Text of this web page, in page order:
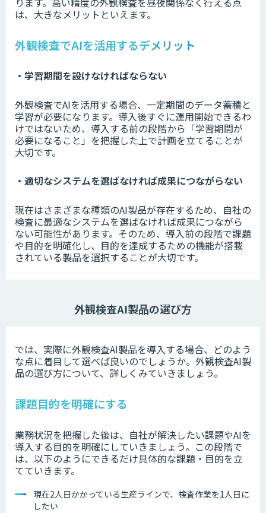
は、大きなメリットといえます。
外観検査でAIを活用するデメリット
・学習期間を設けなければならない
外観検査でAIを活用する場合、一定期間のデータ蓄積と
学習が必要になります。導入後すぐに運用開始できるわ
けではないため、導入する前の段階から「学習期間が
必要になること」を把握した上で計画を立てることが
大切です。
・適切なシステムを選ばなければ成果につながらない
現在はさまざまな種類のAI製品が存在するため、自社の
検査に最適なシステムを選ばなければ成果につながら
ない可能性があります。そのため、導入前の段階で課題
や目的を明確化し、目的を達成するための機能が搭載
されている製品を選択することが大切です。
外観検査AI製品の選び方
では、実際に外観検査AI製品を導入する場合、どのよう
な点に着目して選べば良いのでしょうか。外観検査AI製
品の選び方について、詳しくみていきましょう。
課題目的を明確にする
業務状況を把握した後は、自社が解決したい課題やAIを
導入する目的を明確にしていきましょう。この段階で
は、以下のようにできるだけ具体的な課題・目的を立
てていきます。
現在2人日かかっている生産ラインで、検査作業を1人日に
したい